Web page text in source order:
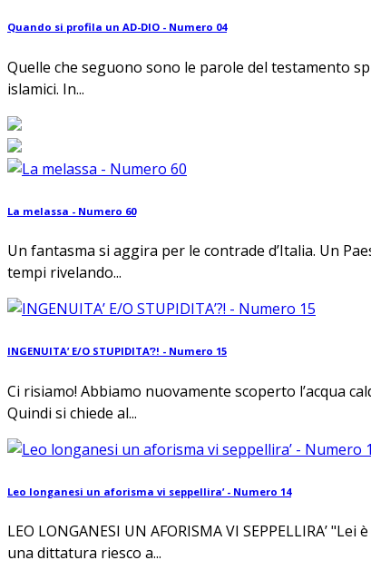
Quando si profila un AD-DIO - Numero 04
Quelle che seguono sono le parole del testamento
islamici. In...
La melassa - Numero 60
Un fantasma si aggira per le contrade d’Italia. Un
tempi rivelando...
INGENUITA’ E/O STUPIDITA’?! - Numero 15
Ci risiamo! Abbiamo nuovamente scoperto l’acqua
Quindi si chiede al...
Leo longanesi un aforisma vi seppellira’ - Numero 14
LEO LONGANESI UN AFORISMA VI SEPPELLIRA’
una dittatura riesco a...